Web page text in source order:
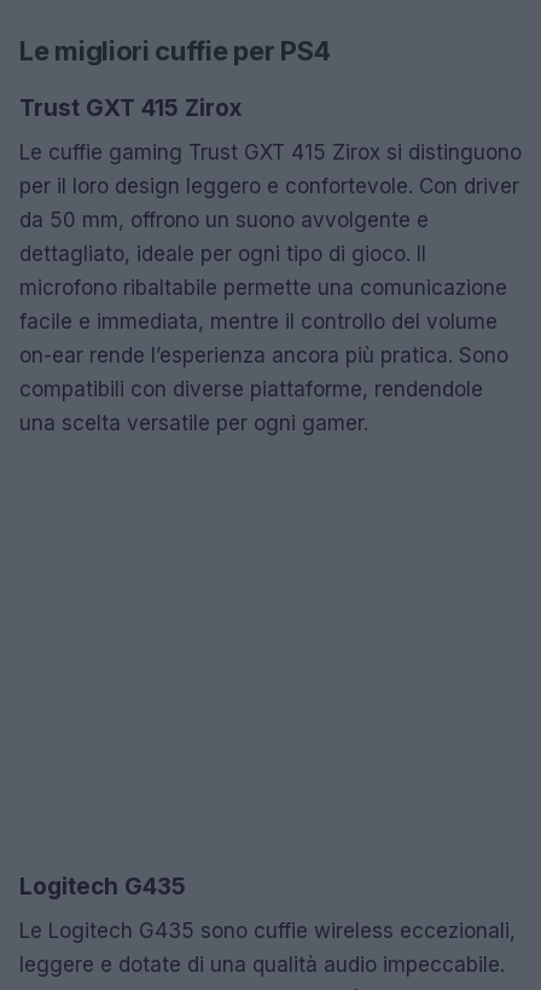
Le migliori cuffie per PS4
Trust GXT 415 Zirox
Le cuffie gaming Trust GXT 415 Zirox si distinguono
per il loro design leggero e confortevole. Con driver
da 50 mm, offrono un suono avvolgente e
dettagliato, ideale per ogni tipo di gioco. Il
microfono ribaltabile permette una comunicazione
facile e immediata, mentre il controllo del volume
on-ear rende l’esperienza ancora più pratica. Sono
compatibili con diverse piattaforme, rendendole
una scelta versatile per ogni gamer.
Logitech G435
Le Logitech G435 sono cuffie wireless eccezionali,
leggere e dotate di una qualità audio impeccabile.